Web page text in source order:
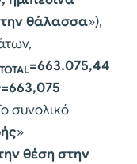
θάλασσα»),
TOTAL=663.075,44
=663,075
συνολικό
»
θέση στην